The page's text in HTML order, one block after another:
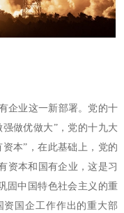
业这一新部署。党的十
做优做大”，党的十九大
本”，在此基础上，党的
资本和国有企业，这是习
固中国特色社会主义的重
国企工作作出的重大部